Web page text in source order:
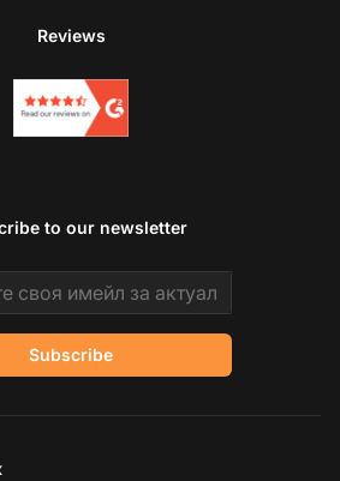
Reviews
to our newsletter
Subscribe